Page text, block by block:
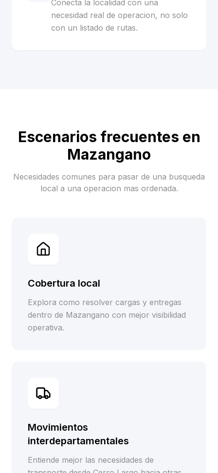
Conecta la localidad con una
necesidad real de operacion, no solo
con un listado de rutas.
Escenarios frecuentes en
Mazangano
Necesidades comunes para pasar de una busqueda
local a una operacion mas ordenada.
Cobertura local
Explora como resolver cargas y entregas
dentro de Mazangano con mejor visibilidad
operativa.
Movimientos
interdepartamentales
Entiende mejor las necesidades de